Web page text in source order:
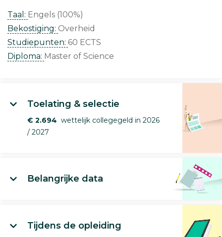
Taal: Engels (100%)
Bekostiging: Overheid
Studiepunten: 60 ECTS
Diploma: Master of Science
Toelating & selectie
€ 2.694 wettelijk collegegeld in 2026
/ 2027
Belangrijke data
Tijdens de opleiding